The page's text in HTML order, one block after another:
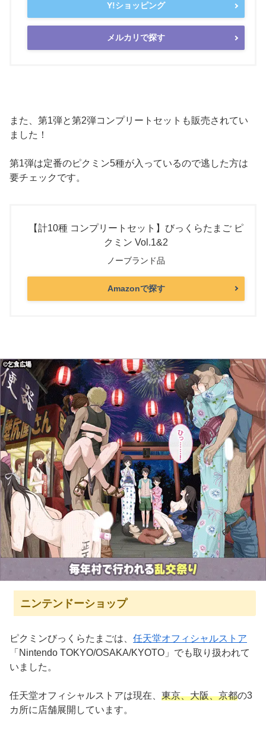
Y!ショッピング
メルカリで探す
また、第1弾と第2弾コンプリートセットも販売されてい
ました！
第1弾は定番のピクミン5種が入っているので逃した方は
要チェックです。
【計10種 コンプリートセット】びっくらたまご ピ
クミン Vol.1&2
ノーブランド品
Amazonで探す
ニンテンドーショップ
ピクミンびっくらたまごは、 任天堂オフィシャルストア
「Nintendo TOKYO/OSAKA/KYOTO」でも取り扱われて
いました。
任天堂オフィシャルストアは現在、 東京、大阪、京都の3
カ所に店舗展開しています。